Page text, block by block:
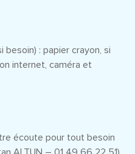
: papier crayon, si
internet, caméra et
écoute pour tout besoin